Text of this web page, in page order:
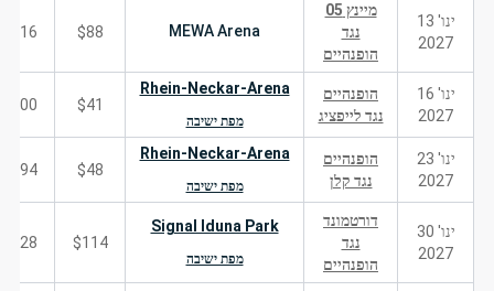
ינו' 13
2027
מיינץ 05
נגד
הופנהיים
MEWA Arena
$88
216
ינו' 16
2027
הופנהיים
נגד לייפציג
Rhein-Neckar-Arena
מפת ישיבה
$41
200
ינו' 23
2027
הופנהיים
נגד קלן
Rhein-Neckar-Arena
מפת ישיבה
$48
194
ינו' 30
2027
דורטמונד
נגד
הופנהיים
Signal Iduna Park
מפת ישיבה
$114
828